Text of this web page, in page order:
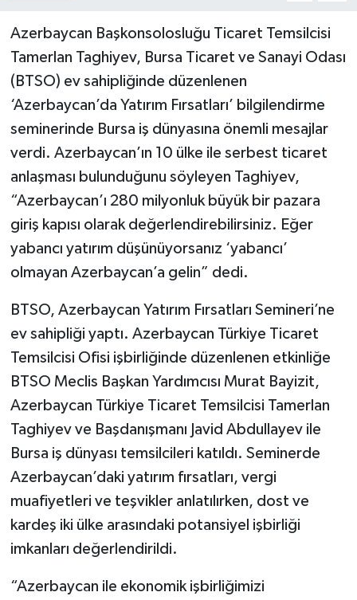
Azerbaycan Başkonsolosluğu Ticaret Temsilcisi
Tamerlan Taghiyev, Bursa Ticaret ve Sanayi Odası
(BTSO) ev sahipliğinde düzenlenen
‘Azerbaycan’da Yatırım Fırsatları’ bilgilendirme
seminerinde Bursa iş dünyasına önemli mesajlar
verdi. Azerbaycan’ın 10 ülke ile serbest ticaret
anlaşması bulunduğunu söyleyen Taghiyev,
“Azerbaycan’ı 280 milyonluk büyük bir pazara
giriş kapısı olarak değerlendirebilirsiniz. Eğer
yabancı yatırım düşünüyorsanız ‘yabancı’
olmayan Azerbaycan’a gelin” dedi.
BTSO, Azerbaycan Yatırım Fırsatları Semineri’ne
ev sahipliği yaptı. Azerbaycan Türkiye Ticaret
Temsilcisi Ofisi işbirliğinde düzenlenen etkinliğe
BTSO Meclis Başkan Yardımcısı Murat Bayizit,
Azerbaycan Türkiye Ticaret Temsilcisi Tamerlan
Taghiyev ve Başdanışmanı Javid Abdullayev ile
Bursa iş dünyası temsilcileri katıldı. Seminerde
Azerbaycan’daki yatırım fırsatları, vergi
muafiyetleri ve teşvikler anlatılırken, dost ve
kardeş iki ülke arasındaki potansiyel işbirliği
imkanları değerlendirildi.
“Azerbaycan ile ekonomik işbirliğimizi